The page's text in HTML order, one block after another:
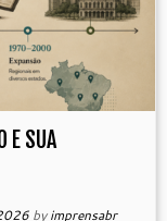
E SUA
byimprensabr